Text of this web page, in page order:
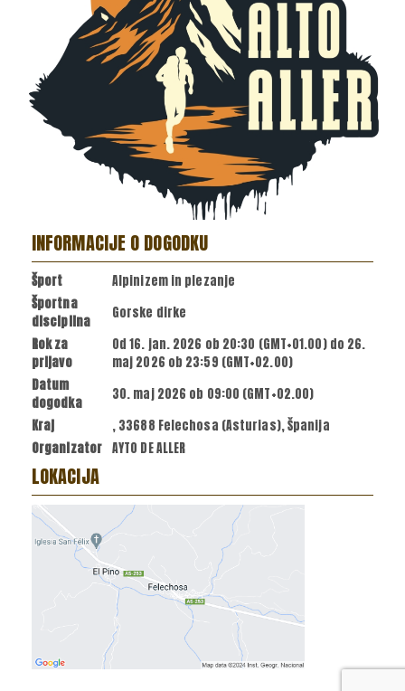
INFORMACIJE O DOGODKU
Šport
Alpinizem in plezanje
Športna
disciplina
Gorske dirke
Rok za
prijavo
Od16. jan. 2026 ob 20:30 (GMT+01.00)do 26.
maj 2026 ob 23:59 (GMT+02.00)
Datum
dogodka
30. maj 2026 ob 09:00 (GMT+02.00)
Kraj
, 33688 Felechosa (Asturias), Španija
Organizator AYTO DE ALLER
LOKACIJA